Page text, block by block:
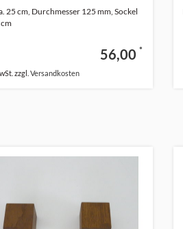
25 cm, Durchmesser 125 mm, Sockel
56,00*
zzgl. Versandkosten